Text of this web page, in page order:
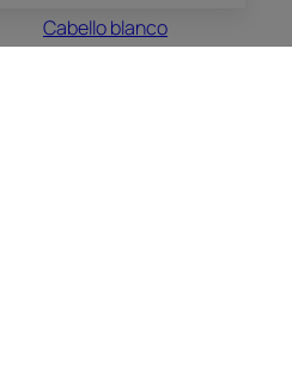
Cabello blanco